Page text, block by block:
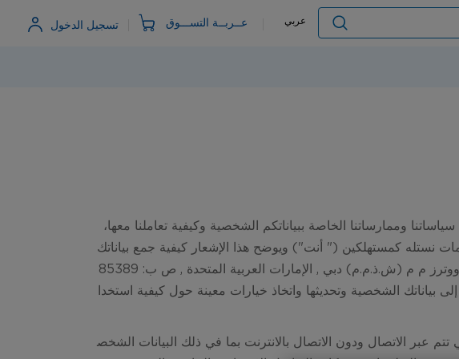
عــربــة التســـوق
تسجيل الدخول
البحث
Language
عربي
سياساتنا وممارساتنا الخاصة ببياناتكم الشخصية وكيفية تعاملنا معها،
نستله كمستهلكين (" أنت") ويوضح هذا الإشعار كيفية جمع بياناتك
م م (ش.ذ.م.م) دبي , الإمارات العربية المتحدة , ص ب: 85389
بياناتك الشخصية وتحديثها واتخاذ خيارات معينة حول كيفية استخدا
عبر الاتصال ودون الاتصال بالانترنت بما في ذلك البيانات الشخص